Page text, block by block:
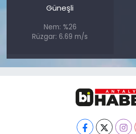
Güneşli
Nem: %26
Rüzgar: 6.69 m/s